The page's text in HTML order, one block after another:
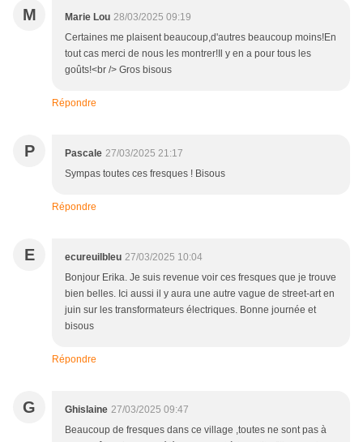
M Marie Lou 28/03/2025 09:19
Certaines me plaisent beaucoup,d'autres beaucoup moins!En
tout cas merci de nous les montrer!Il y en a pour tous les
goûts!<br /> Gros bisous
Répondre
P Pascale 27/03/2025 21:17
Sympas toutes ces fresques ! Bisous
Répondre
E ecureuilbleu 27/03/2025 10:04
Bonjour Erika. Je suis revenue voir ces fresques que je trouve
bien belles. Ici aussi il y aura une autre vague de street-art en
juin sur les transformateurs électriques. Bonne journée et
bisous
Répondre
G Ghislaine 27/03/2025 09:47
Beaucoup de fresques dans ce village ,toutes ne sont pas à